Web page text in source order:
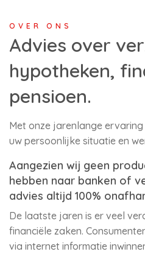
OVER ONS
Advies over
hypotheken,
pensioen.
Met onze jarenlange
uw persoonlijke situatie en
Aangezien wij geen
hebben naar banken of
advies altijd 100%
De laatste jaren is er veel
financiële zaken.
via internet informatie